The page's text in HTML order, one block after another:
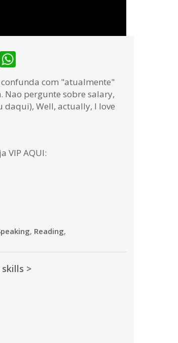
Email
com "atualmente"
Nao pergunte sobre salary,
daqui), Well, actually, I love
VIP AQUI:
, Reading,
>